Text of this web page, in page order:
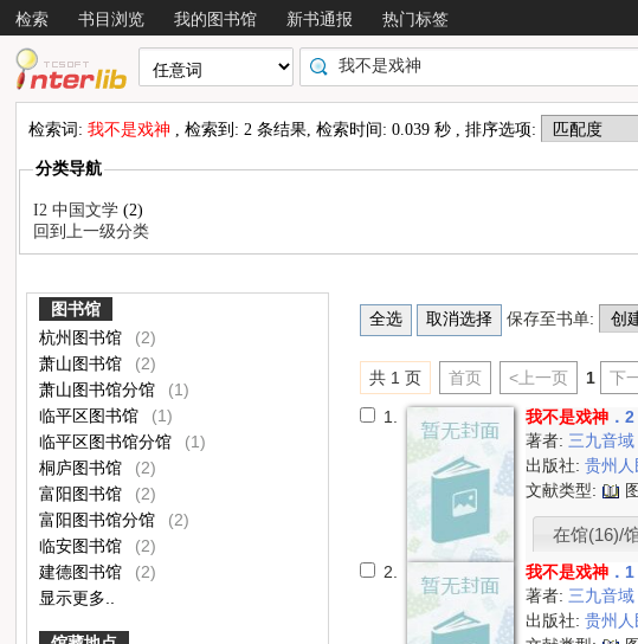
检索 书目浏览 我的图书馆 新书通报 热门标签
检索词:我不是戏神 , 检索到: 2 条结果, 检索时间: 0.039 秒 , 排序选项:
分类导航
I2 中国文学 (2)
回到上一级分类
图书馆
杭州图书馆
(2)
萧山图书馆
(2)
萧山图书馆分馆
(1)
临平区图书馆
(1)
临平区图书馆分馆
(1)
桐庐图书馆
(2)
富阳图书馆
(2)
富阳图书馆分馆
(2)
临安图书馆
(2)
建德图书馆
(2)
显示更多..
保存至书单:
共 1 页 首页 <上一页 1 下
1. 我不是戏神 ．
著者:三九音域
出版社:贵州人
文献类型:
在馆(16)/
2. 我不是戏神 ．
著者:三九音域
出版社:贵州人